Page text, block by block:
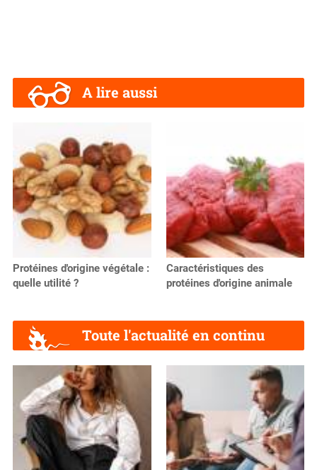
A lire aussi
Protéines d'origine végétale :
quelle utilité ?
Caractéristiques des
protéines d'origine animale
Toute l'actualité en continu